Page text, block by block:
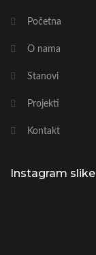
Početna
O nama
Stanovi
Projekti
Kontakt
Instagram slike